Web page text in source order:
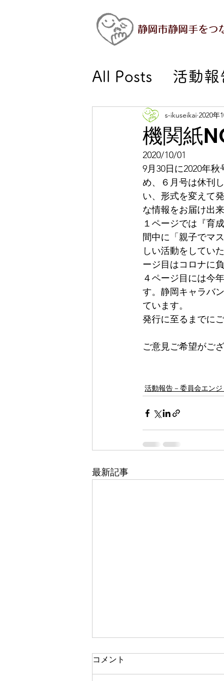
静岡市静岡手をつ
All Posts 活動報
活動報告－幼
活動報告－施設
活動報告－委
ホッと ちょっ
ホッと ちょっ
ホッと ちょっ
ホッと ちょっ
練習用！がんば
機関紙
s-ikuseikai 2020年
2020/10/01
9月30日に2020年
め、６月号は休刊
い、形式を変えて
な情報をお届け出
１ページでは『育
間中に「親子でマ
しい活動をしてい
ージ目はコロナに
４ページ目には今
す。静岡キャラバ
ています。
発行に至るまでに
ご意見ご希望がご
活動報告－委員会エンジ
最新記事
コメント